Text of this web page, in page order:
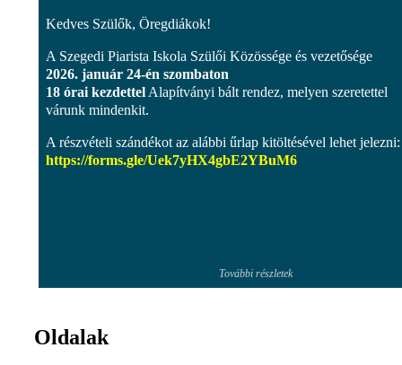
Kedves Szülők, Öregdiákok!
A Szegedi Piarista Iskola Szülői Közössége és vezetősége
2026. január 24-én szombaton
18 órai kezdettel Alapítványi bált rendez, melyen szeretettel
várunk mindenkit.
A részvételi szándékot az alábbi űrlap kitöltésével lehet jelezni:
https://forms.gle/Uek7yHX4gbE2YBuM6
További részletek
Oldalak